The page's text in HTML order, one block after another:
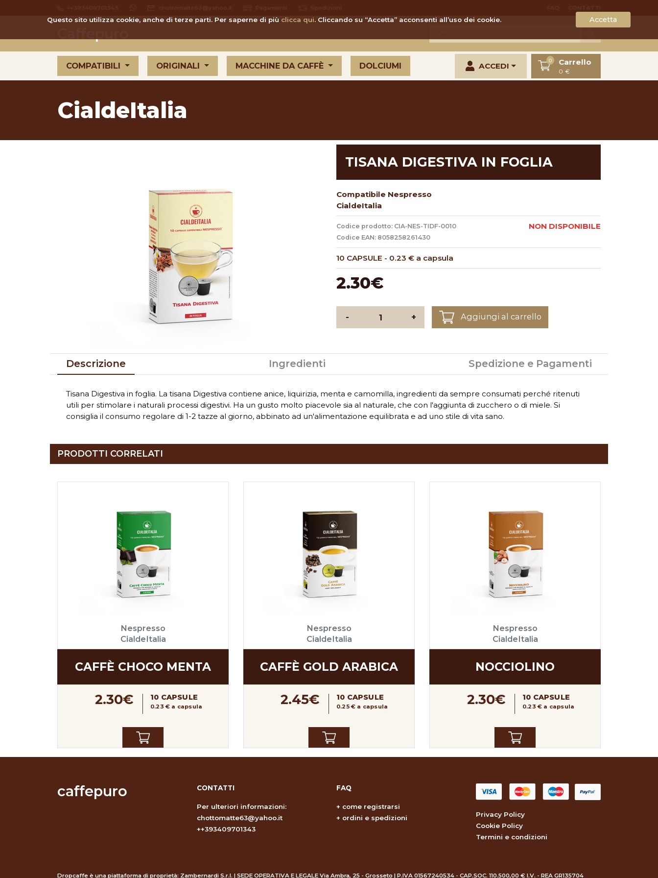
COMPATIBILI ORIGINALI MACCHINE DA CAFFÈ DOLCIUMI ACCEDI
0 Carrello
0 €
CialdeItalia
TISANA DIGESTIVA IN FOGLIA
Compatibile Nespresso
CialdeItalia
Codice prodotto: CIA-NES-TIDF-0010
Codice EAN: 8058258261430
NON DISPONIBILE
10 CAPSULE - 0.23 € a capsula
2.30€
- + Aggiungi al carrello
Descrizione Ingredienti Spedizione e Pagamenti
Tisana Digestiva in foglia. La tisana Digestiva contiene anice, liquirizia, menta e camomilla, ingredienti da sempre consumati perché ritenuti
utili per stimolare i naturali processi digestivi. Ha un gusto molto piacevole sia al naturale, che con l'aggiunta di zucchero o di miele. Si
consiglia il consumo regolare di 1-2 tazze al giorno, abbinato ad un'alimentazione equilibrata e ad uno stile di vita sano.
PRODOTTI CORRELATI
Nespresso
CialdeItalia
CAFFÈ CHOCO MENTA
2.30€ 10 CAPSULE
0.23 € a capsula
Nespresso
CialdeItalia
CAFFÈ GOLD ARABICA
2.45€ 10 CAPSULE
0.25 € a capsula
Nespresso
CialdeItalia
NOCCIOLINO
2.30€ 10 CAPSULE
0.23 € a capsula
caffepuro CONTATTI
Per ulteriori informazioni:
chottomatte63@yahoo.it
++393409701343
FAQ
+ come registrarsi
+ ordini e spedizioni
Privacy Policy
Cookie Policy
Termini e condizioni
Dropcaffe è una piattaforma di proprietà: Zambernardi S.r.l. | SEDE OPERATIVA E LEGALE Via Ambra, 25 - Grosseto | P.IVA 01567240534 - CAP.SOC. 110.500,00 € I.V. - REA GR135704
Questo sito utilizza cookie, anche di terze parti. Per saperne di più clicca qui. Cliccando su “Accetta” acconsenti all’uso dei cookie. Accetta